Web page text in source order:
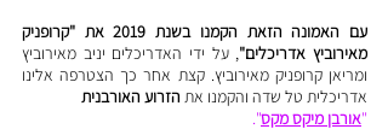
עם האמונה הזאת הקמנו בשנת 2019 את "קרופניק
מאירוביץ אדריכלים", על ידי האדריכלים יניב מאירוביץ
ומריאן קרופניק מאירוביץ. קצת אחר כך הצטרפה אלינו
אדריכלית טל שדה והקמנו את הזרוע האורבנית
"אורבן מיקס מקס"
.